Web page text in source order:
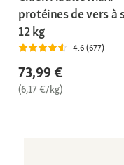
protéines de vers à
12 kg
4.6 (677)
73,99 €
(6,17 €/kg)